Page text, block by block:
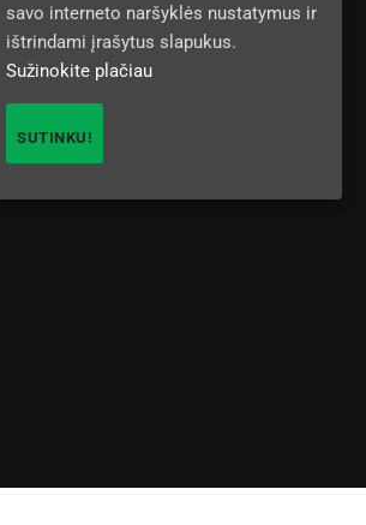
savo interneto naršyklės nustatymus ir
ištrindami įrašytus slapukus.
Sužinokite plačiau
SUTINKU!